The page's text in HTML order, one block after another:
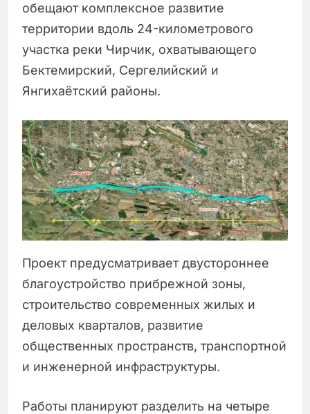
обещают комплексное развитие
территории вдоль 24-километрового
участка реки Чирчик, охватывающего
Бектемирский, Сергелийский и
Янгихаётский районы.
Проект предусматривает двустороннее
благоустройство прибрежной зоны,
строительство современных жилых и
деловых кварталов, развитие
общественных пространств, транспортной
и инженерной инфраструктуры.
Работы планируют разделить на четыре